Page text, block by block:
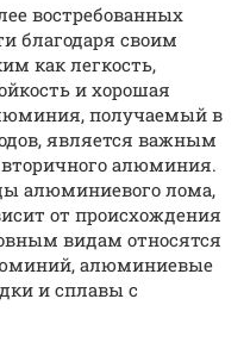
востребованных
благодаря своим
как легкость,
и хорошая
получаемый в
является важным
алюминия.
алюминиевого лома,
от происхождения
видам относятся
алюминиевые
и сплавы с